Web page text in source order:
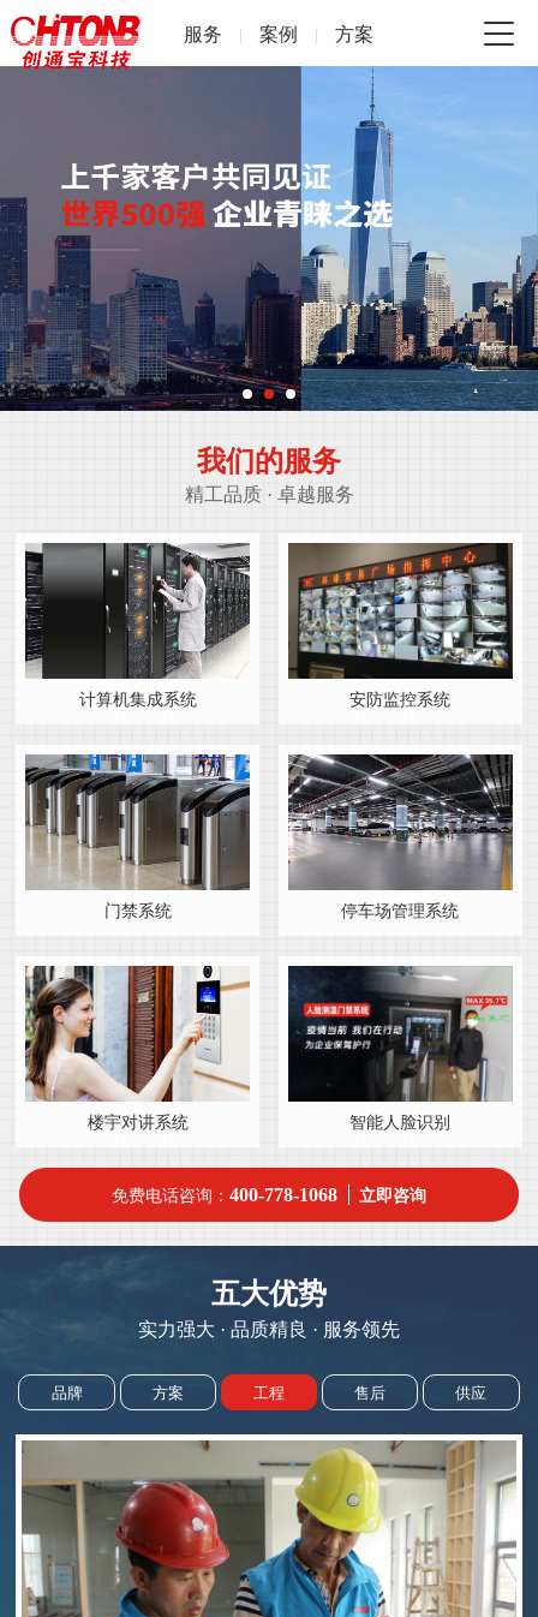
服务 案例 方案
我们的服务
精工品质 · 卓越服务
计算机集成系统 安防监控系统
门禁系统 停车场管理系统
楼宇对讲系统 智能人脸识别
免费电话咨询：400-778-1068 立即咨询
五大优势
实力强大 · 品质精良 · 服务领先
品牌 方案 工程 售后 供应